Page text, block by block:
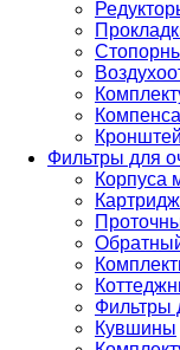
Фильтры для
Корпуса
Фильтры
Кувшины